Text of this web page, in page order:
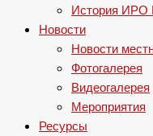
История
Новости
Новости
Фотогалерея
Видеогалерея
Мероприятия
Ресурсы